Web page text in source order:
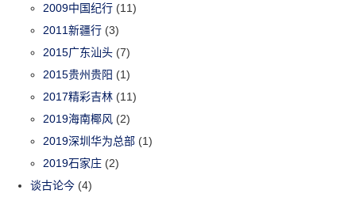
2009中国纪行 (11)
2011新疆行 (3)
2015广东汕头 (7)
2015贵州贵阳 (1)
2017精彩吉林 (11)
2019海南椰风 (2)
2019深圳华为总部 (1)
2019石家庄 (2)
谈古论今 (4)